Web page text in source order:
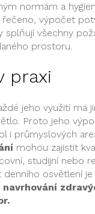
normám a
řečeno, výpočet
splňují všechny
prostoru.
praxi
jeho využití má
Proto jeho
i průmyslových
mohou zajistit
studijní nebo
osvětlení
navrhování